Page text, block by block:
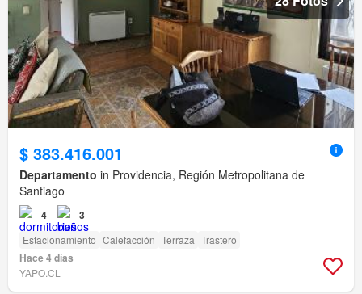
$ 383.416.001
Departamento in Providencia, Región Metropolitana de
Santiago
4 3
Estacionamiento Calefacción Terraza Trastero
Hace 4 días
YAPO.CL